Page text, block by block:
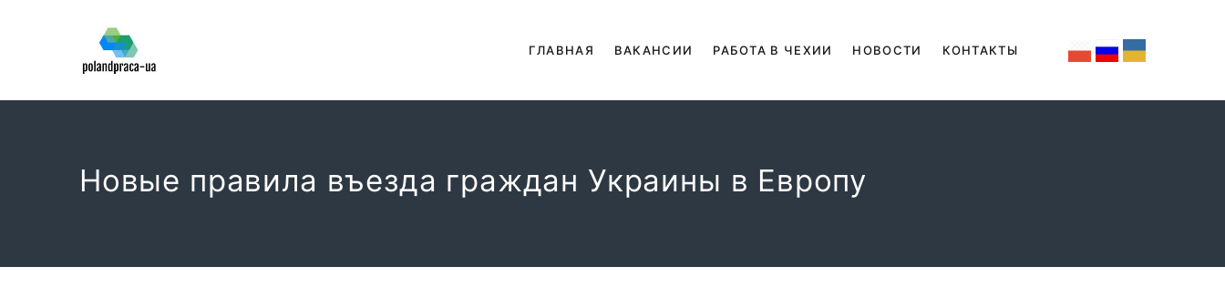
ГЛАВНАЯ ВАКАНСИИ РАБОТА В ЧЕХИИ НОВОСТИ КОНТАКТЫ
Новые правила въезда граждан Украины в Европу